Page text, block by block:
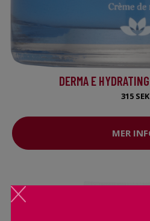
DERMA E
315 SEK
MER